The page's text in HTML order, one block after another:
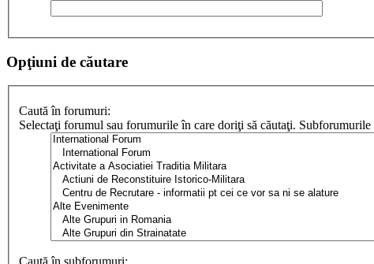
Opţiuni de căutare
Caută în forumuri:
Selectaţi forumul sau forumurile în care doriţi să căutaţi.
Caută în subforumuri: